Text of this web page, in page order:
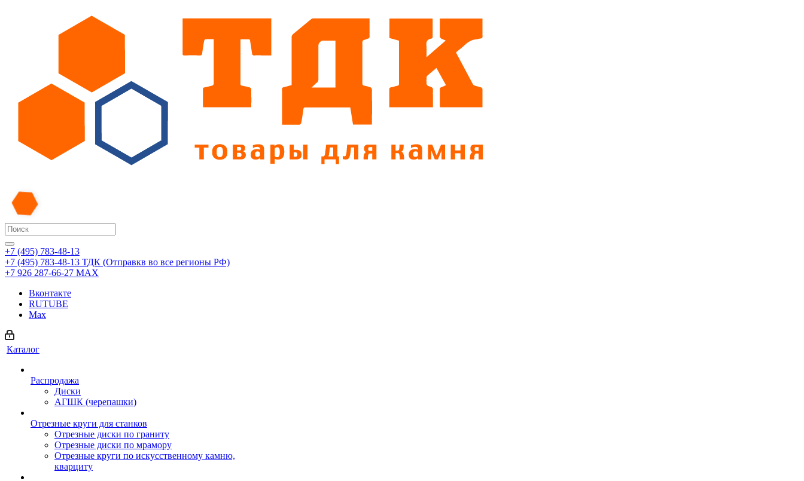
+7 (495) 783-48-13
+7 (495) 783-48-13 ТДК (Отправкв во все регионы РФ)
+7 926 287-66-27 МАХ
Вконтакте
RUTUBE
Max
Каталог
Распродажа
Диски
АГШК (черепашки)
Отрезные круги для станков
Отрезные диски по граниту
Отрезные диски по мрамору
Отрезные круги по искусственному камню,
кварциту